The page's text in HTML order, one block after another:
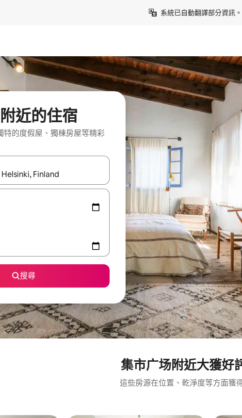
系統已自動翻譯部分資訊。
近的住宿
特的度假屋、獨棟房屋等精彩
內容時請使用上下箭頭，或輕點、滑動裝置。
搜尋
集市广场附近大獲好
這些房源在位置、乾淨度等方面獲